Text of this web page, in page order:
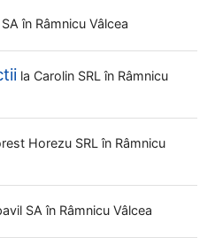
în Râmnicu Vâlcea
la Carolin SRL în Râmnicu
Horezu SRL în Râmnicu
SA în Râmnicu Vâlcea